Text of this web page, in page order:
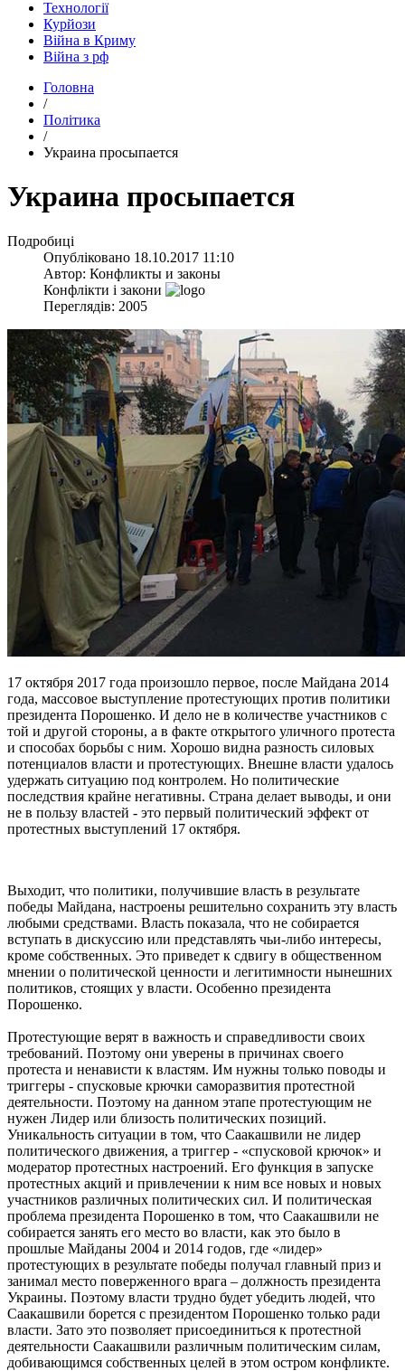
Технології
Курйози
Війна в Криму
Війна з рф
Головна
/
Політика
/
​Украина просыпается
​Украина просыпается
Подробиці
Опубліковано 18.10.2017 11:10
Автор: Конфликты и законы
Конфлікти і закони
Переглядів: 2005
17 октября 2017 года произошло первое, после Майдана 2014
года, массовое выступление протестующих против политики
президента Порошенко. И дело не в количестве участников с
той и другой стороны, а в факте открытого уличного протеста
и способах борьбы с ним. Хорошо видна разность силовых
потенциалов власти и протестующих. Внешне власти удалось
удержать ситуацию под контролем. Но политические
последствия крайне негативны. Страна делает выводы, и они
не в пользу властей - это первый политический эффект от
протестных выступлений 17 октября.
Выходит, что политики, получившие власть в результате
победы Майдана, настроены решительно сохранить эту власть
любыми средствами. Власть показала, что не собирается
вступать в дискуссию или представлять чьи-либо интересы,
кроме собственных. Это приведет к сдвигу в общественном
мнении о политической ценности и легитимности нынешних
политиков, стоящих у власти. Особенно президента
Порошенко.
Протестующие верят в важность и справедливости своих
требований. Поэтому они уверены в причинах своего
протеста и ненависти к властям. Им нужны только поводы и
триггеры - спусковые крючки саморазвития протестной
деятельности. Поэтому на данном этапе протестующим не
нужен Лидер или близость политических позиций.
Уникальность ситуации в том, что Саакашвили не лидер
политического движения, а триггер - «спусковой крючок» и
модератор протестных настроений. Его функция в запуске
протестных акций и привлечении к ним все новых и новых
участников различных политических сил. И политическая
проблема президента Порошенко в том, что Саакашвили не
собирается занять его место во власти, как это было в
прошлые Майданы 2004 и 2014 годов, где «лидер»
протестующих в результате победы получал главный приз и
занимал место поверженного врага – должность президента
Украины. Поэтому власти трудно будет убедить людей, что
Саакашвили борется с президентом Порошенко только ради
власти. Зато это позволяет присоединиться к протестной
деятельности Саакашвили различным политическим силам,
добивающимся собственных целей в этом остром конфликте.